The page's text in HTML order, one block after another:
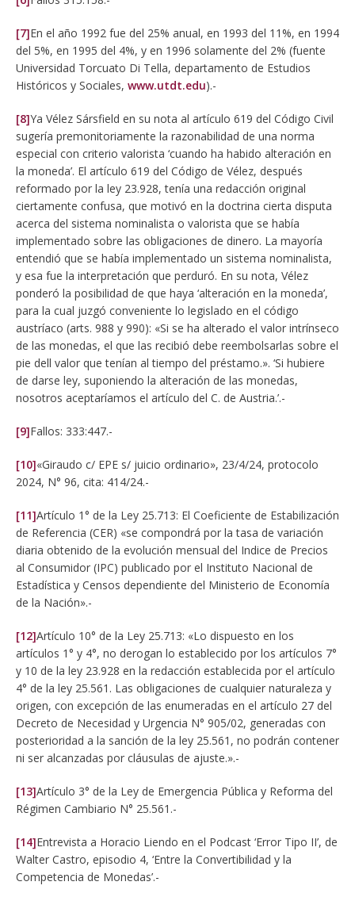
[7]En el año 1992 fue del 25% anual, en 1993 del 11%, en 1994
del 5%, en 1995 del 4%, y en 1996 solamente del 2% (fuente
Universidad Torcuato Di Tella, departamento de Estudios
Históricos y Sociales, www.utdt.edu).-
[8]Ya Vélez Sársfield en su nota al artículo 619 del Código Civil
sugería premonitoriamente la razonabilidad de una norma
especial con criterio valorista ‘cuando ha habido alteración en
la moneda’. El artículo 619 del Código de Vélez, después
reformado por la ley 23.928, tenía una redacción original
ciertamente confusa, que motivó en la doctrina cierta disputa
acerca del sistema nominalista o valorista que se había
implementado sobre las obligaciones de dinero. La mayoría
entendió que se había implementado un sistema nominalista,
y esa fue la interpretación que perduró. En su nota, Vélez
ponderó la posibilidad de que haya ‘alteración en la moneda’,
para la cual juzgó conveniente lo legislado en el código
austríaco (arts. 988 y 990): «Si se ha alterado el valor intrínseco
de las monedas, el que las recibió debe reembolsarlas sobre el
pie dell valor que tenían al tiempo del préstamo.». ‘Si hubiere
de darse ley, suponiendo la alteración de las monedas,
nosotros aceptaríamos el artículo del C. de Austria.’.-
[9]Fallos: 333:447.-
[10]«Giraudo c/ EPE s/ juicio ordinario», 23/4/24, protocolo
2024, N° 96, cita: 414/24.-
[11]Artículo 1° de la Ley 25.713: El Coeficiente de Estabilización
de Referencia (CER) «se compondrá por la tasa de variación
diaria obtenido de la evolución mensual del Indice de Precios
al Consumidor (IPC) publicado por el Instituto Nacional de
Estadística y Censos dependiente del Ministerio de Economía
de la Nación».-
[12]Artículo 10° de la Ley 25.713: «Lo dispuesto en los
artículos 1° y 4°, no derogan lo establecido por los artículos 7°
y 10 de la ley 23.928 en la redacción establecida por el artículo
4° de la ley 25.561. Las obligaciones de cualquier naturaleza y
origen, con excepción de las enumeradas en el artículo 27 del
Decreto de Necesidad y Urgencia N° 905/02, generadas con
posterioridad a la sanción de la ley 25.561, no podrán contener
ni ser alcanzadas por cláusulas de ajuste.».-
[13]Artículo 3° de la Ley de Emergencia Pública y Reforma del
Régimen Cambiario N° 25.561.-
[14]Entrevista a Horacio Liendo en el Podcast ‘Error Tipo II’, de
Walter Castro, episodio 4, ‘Entre la Convertibilidad y la
Competencia de Monedas’.-